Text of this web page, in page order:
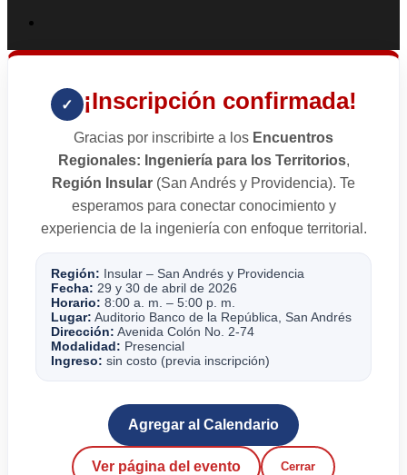
✓ ¡Inscripción confirmada!
Gracias por inscribirte a los Encuentros
Regionales: Ingeniería para los Territorios,
Región Insular (San Andrés y Providencia). Te
esperamos para conectar conocimiento y
experiencia de la ingeniería con enfoque territorial.
Región: Insular – San Andrés y Providencia
Fecha: 29 y 30 de abril de 2026
Horario: 8:00 a. m. – 5:00 p. m.
Lugar: Auditorio Banco de la República, San Andrés
Dirección: Avenida Colón No. 2-74
Modalidad: Presencial
Ingreso: sin costo (previa inscripción)
Agregar al Calendario
Ver página del evento Cerrar